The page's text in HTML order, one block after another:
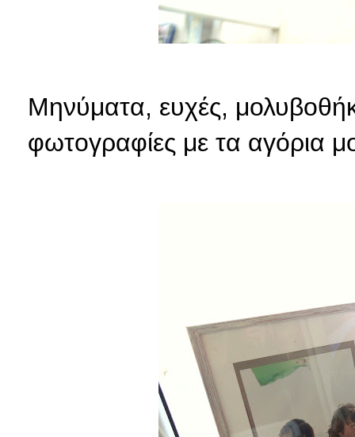
Μηνύματα, ευχές,
φωτογραφίες με τα αγόρια